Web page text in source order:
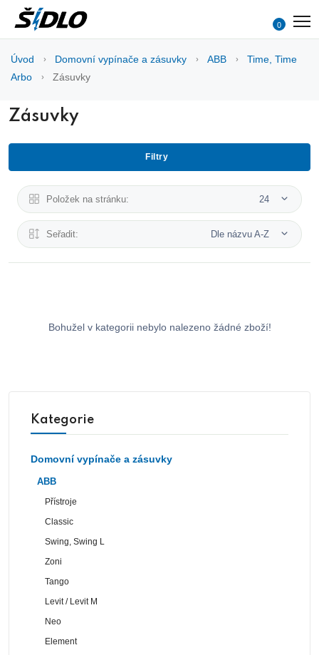
0
Úvod Domovní vypínače a zásuvky ABB
Time, Time
Arbo
Zásuvky
Zásuvky
Filtry
Položek na stránku: 24
Seřadit: Dle názvu A-Z
Bohužel v kategorii nebylo nalezeno žádné zboží!
Kategorie
Domovní vypínače a zásuvky
ABB
Přístroje
Classic
Swing, Swing L
Zoni
Tango
Levit / Levit M
Neo
Element